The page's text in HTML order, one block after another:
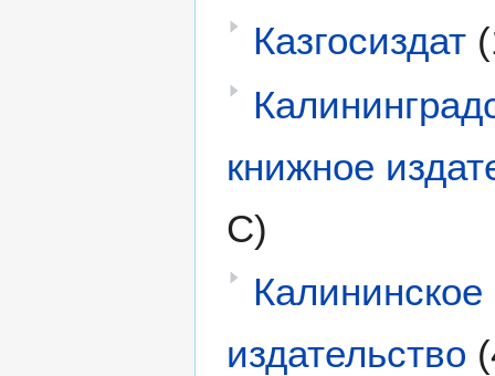
Казгосиздат
книжное
С)
издательство